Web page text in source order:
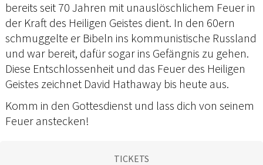
bereits seit 70 Jahren mit unauslöschlichem Feuer in
der Kraft des Heiligen Geistes dient. In den 60ern
schmuggelte er Bibeln ins kommunistische Russland
und war bereit, dafür sogar ins Gefängnis zu gehen.
Diese Entschlossenheit und das Feuer des Heiligen
Geistes zeichnet David Hathaway bis heute aus.
Komm in den Gottesdienst und lass dich von seinem
Feuer anstecken!
TICKETS